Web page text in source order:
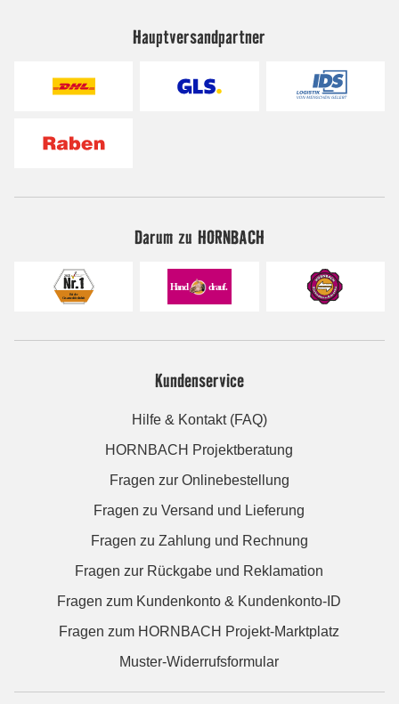
Hauptversandpartner
Darum zu HORNBACH
Kundenservice
Hilfe & Kontakt (FAQ)
HORNBACH Projektberatung
Fragen zur Onlinebestellung
Fragen zu Versand und Lieferung
Fragen zu Zahlung und Rechnung
Fragen zur Rückgabe und Reklamation
Fragen zum Kundenkonto & Kundenkonto-ID
Fragen zum HORNBACH Projekt-Marktplatz
Muster-Widerrufsformular